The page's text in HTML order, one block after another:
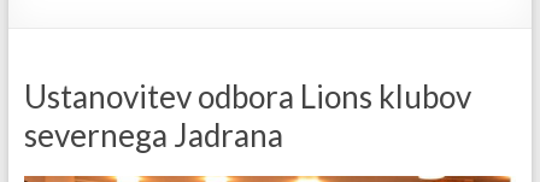
Ustanovitev odbora Lions klubov
severnega Jadrana